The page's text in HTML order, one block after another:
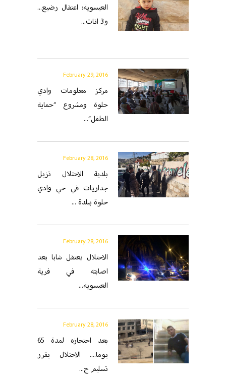
العيسوية: اعتقال رضيع...
و3 اناث...
February 29, 2016
مركز معلومات وادي
حلوة ومشروع “حماية
الطفل”...
February 28, 2016
بلدية الاحتلال تزيل
جداريات في حي وادي
حلوة ببلدة ...
February 28, 2016
الاحتلال يعتقل شابا بعد
اصابته في قرية
العيسوية...
February 28, 2016
بعد احتجازه لمدة 65
يوما.... الاحتلال يقرر
تسليم ج...